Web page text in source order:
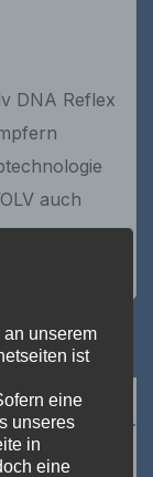
DNA Reflex
auch
an unserem
ist
eine
unseres
in
eine